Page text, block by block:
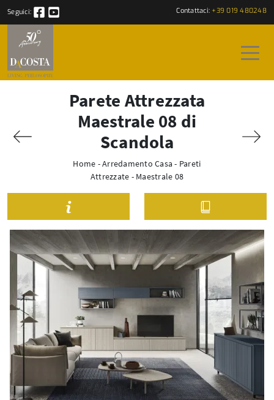
Seguici: Contattaci: +39 019 480248
Parete Attrezzata
Maestrale 08 di
Scandola
Home -Arredamento Casa - Pareti
Attrezzate - Maestrale 08